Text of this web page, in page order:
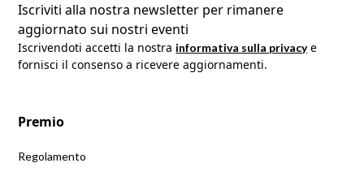
Iscriviti alla nostra newsletter per rimanere
aggiornato sui nostri eventi
Iscrivendoti accetti la nostra informativa sulla privacy e
fornisci il consenso a ricevere aggiornamenti.
Premio
Regolamento